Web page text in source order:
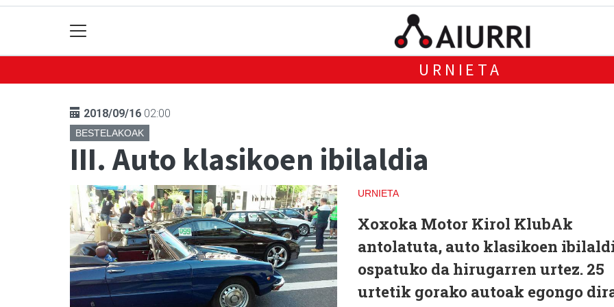
URNIETA
2018/09/16 02:00
BESTELAKOAK
III. Auto klasikoen ibilaldia
URNIETA
Xoxoka Motor Kirol KlubAk
antolatuta, auto klasikoen
ospatuko da hirugarren urtez. 25
urtetik gorako autoak egongo